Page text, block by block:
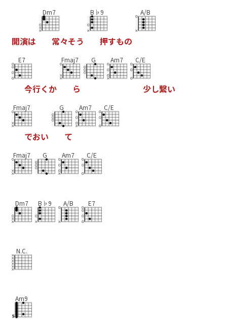
開演は
Dm7
常々そう
B♭9
押すもの
A/B
E7
今行く か
Fmaj7
ら
G Am7 C/E
少し繋い
Fmaj7
でおい
G
て
Am7 C/E
Fmaj7 G Am7 C/E
Dm7 B♭9 A/B E7
N.C.
Am9